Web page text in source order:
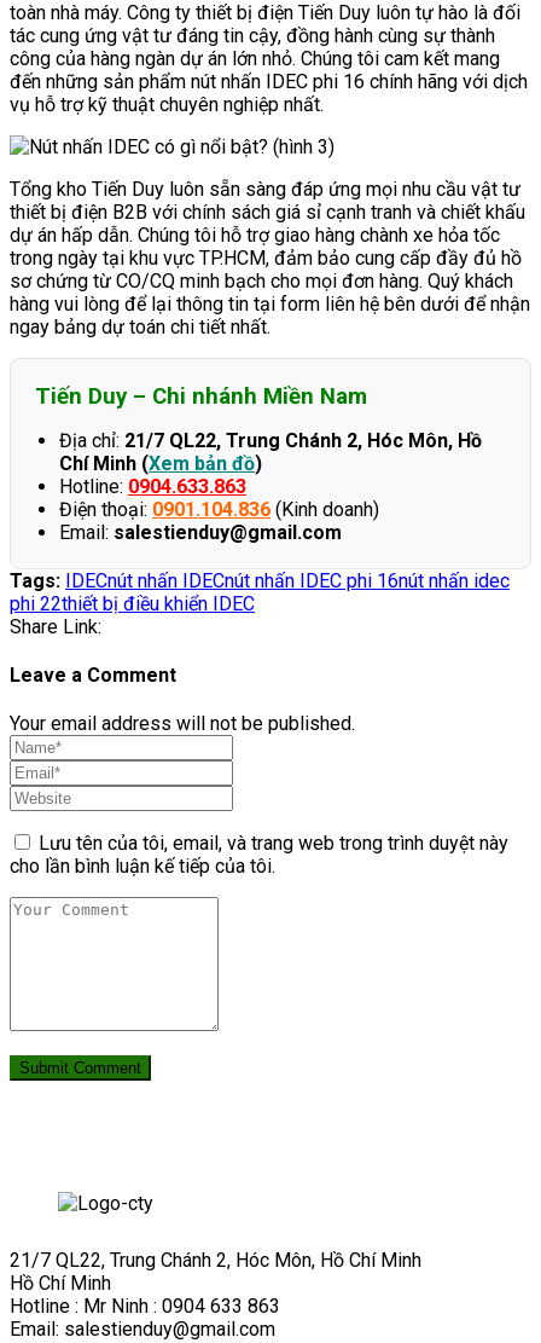
toàn nhà máy. Công ty thiết bị điện Tiến Duy luôn tự hào là đối
tác cung ứng vật tư đáng tin cậy, đồng hành cùng sự thành
công của hàng ngàn dự án lớn nhỏ. Chúng tôi cam kết mang
đến những sản phẩm nút nhấn IDEC phi 16 chính hãng với dịch
vụ hỗ trợ kỹ thuật chuyên nghiệp nhất.
Tổng kho Tiến Duy luôn sẵn sàng đáp ứng mọi nhu cầu vật tư
thiết bị điện B2B với chính sách giá sỉ cạnh tranh và chiết khấu
dự án hấp dẫn. Chúng tôi hỗ trợ giao hàng chành xe hỏa tốc
trong ngày tại khu vực TP.HCM, đảm bảo cung cấp đầy đủ hồ
sơ chứng từ CO/CQ minh bạch cho mọi đơn hàng. Quý khách
hàng vui lòng để lại thông tin tại form liên hệ bên dưới để nhận
ngay bảng dự toán chi tiết nhất.
Tiến Duy – Chi nhánh Miền Nam
Địa chỉ: 21/7 QL22, Trung Chánh 2, Hóc Môn, Hồ
Chí Minh (Xem bản đồ)
Hotline: 0904.633.863
Điện thoại: 0901.104.836 (Kinh doanh)
Email: salestienduy@gmail.com
Tags: IDECnút nhấn IDECnút nhấn IDEC phi 16nút nhấn idec
phi 22thiết bị điều khiển IDEC
Share Link:
Leave a Comment
Your email address will not be published.
Lưu tên của tôi, email, và trang web trong trình duyệt này
cho lần bình luận kế tiếp của tôi.
21/7 QL22, Trung Chánh 2, Hóc Môn, Hồ Chí Minh
Hồ Chí Minh
Hotline : Mr Ninh : 0904 633 863
Email: salestienduy@gmail.com